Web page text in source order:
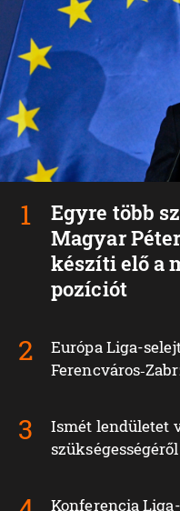
Egyre több
Magyar
készíti elő a
pozíciót
Európa Liga-
Ismét lendületet
Konferencia